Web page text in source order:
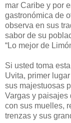
mar Caribe y por
gastronómica de
observa en sus
sabor de su
“Lo mejor de
Si usted toma
Uvita, primer
sus majestuosas
Vargas y
con sus muelles,
trenzas y sus